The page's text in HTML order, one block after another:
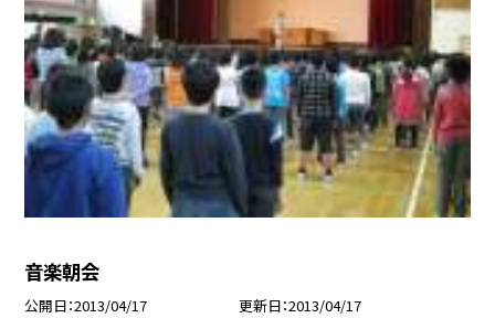
音楽朝会
公開日 2013/04/17 更新日 2013/04/17